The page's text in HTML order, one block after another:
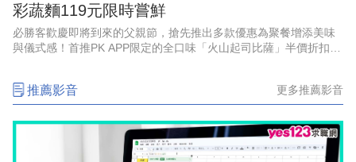
彩蔬麵119元限時嘗鮮
必勝客歡慶即將到來的父親節，搶先推出多款優惠為聚餐增添美味
與儀式感！首推PK APP限定的全口味「火山起司比薩」半價折扣，
推薦影音 更多推薦影音